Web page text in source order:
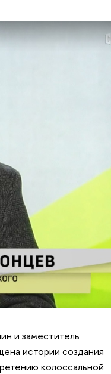
и заместитель
истории создания
колоссальной